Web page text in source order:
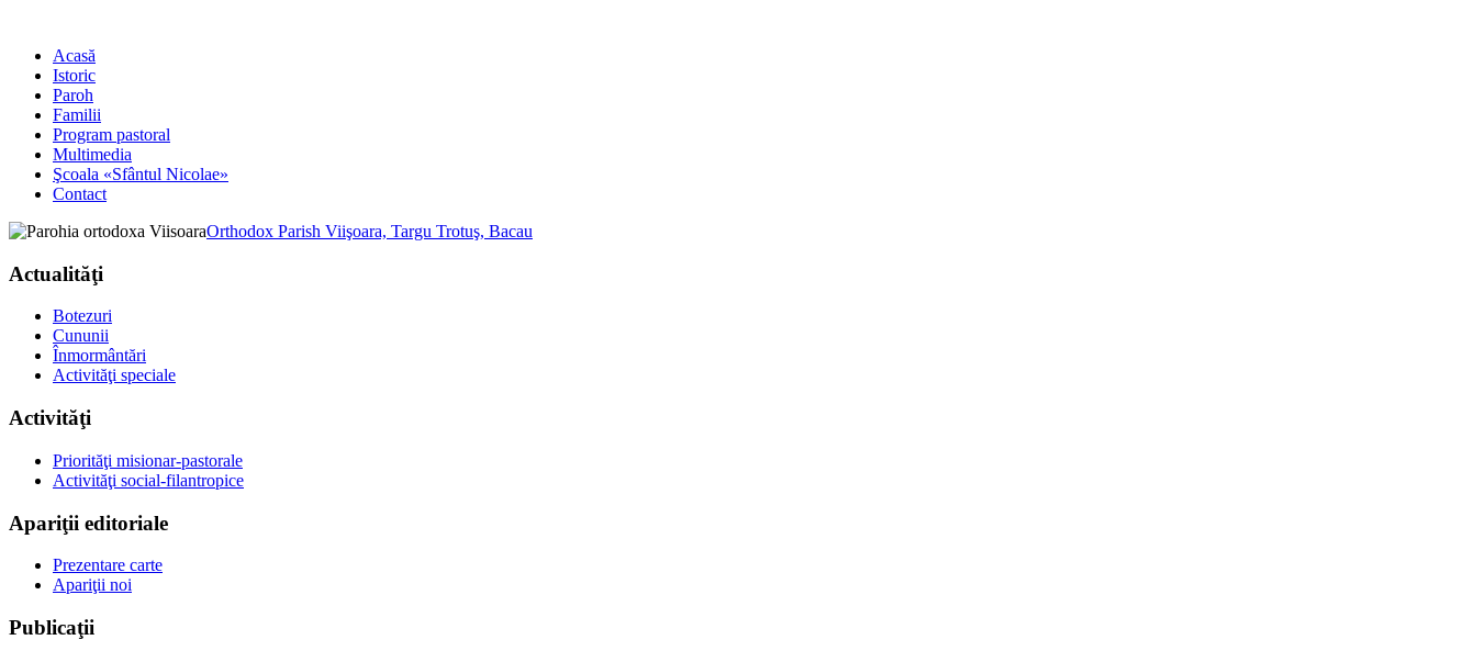
Acasă
Istoric
Paroh
Familii
Program pastoral
Multimedia
Şcoala «Sfântul Nicolae»
Contact
Orthodox Parish Viişoara, Targu Trotuş, Bacau
Actualităţi
Botezuri
Cununii
Înmormântări
Activităţi speciale
Activităţi
Priorităţi misionar-pastorale
Activităţi social-filantropice
Apariţii editoriale
Prezentare carte
Apariţii noi
Publicaţii